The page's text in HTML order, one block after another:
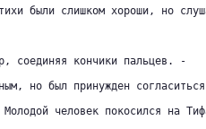
были слишком хороши, но
соединяя кончики пальцев. -
но был принужден
человек покосился на